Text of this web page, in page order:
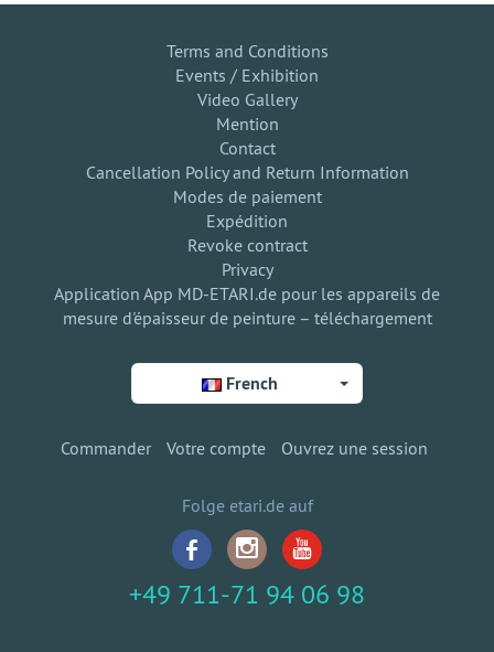
Terms and Conditions
Events / Exhibition
Video Gallery
Mention
Contact
Cancellation Policy and Return Information
Modes de paiement
Expédition
Revoke contract
Privacy
Application App MD-ETARI.de pour les appareils de
mesure d'épaisseur de peinture – téléchargement
French
Commander Votre compte Ouvrez une session
Folge etari.de auf
+49 711-71 94 06 98